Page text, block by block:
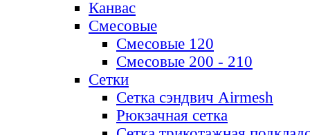
Канвас
Смесовые
Смесовые 120
Смесовые 200 - 210
Сетки
Сетка сэндвич Airmesh
Рюкзачная сетка